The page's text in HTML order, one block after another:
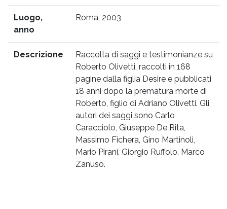
Luogo,
anno
Roma, 2003
Descrizione
Raccolta di saggi e testimonianze su
Roberto Olivetti, raccolti in 168
pagine dalla figlia Desire e pubblicati
18 anni dopo la prematura morte di
Roberto, figlio di Adriano Olivetti. Gli
autori dei saggi sono Carlo
Caracciolo, Giuseppe De Rita,
Massimo Fichera, Gino Martinoli,
Mario Pirani, Giorgio Ruffolo, Marco
Zanuso.